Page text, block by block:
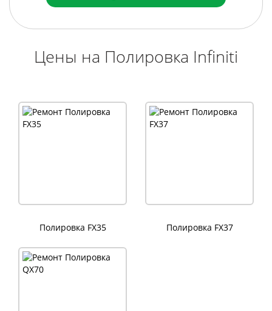
Цены на Полировка Infiniti
Полировка FX35 Полировка FX37